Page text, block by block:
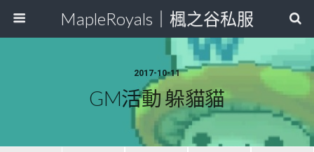
MapleRoyals｜楓之谷私服
2017-10-11
GM活動 躲貓貓